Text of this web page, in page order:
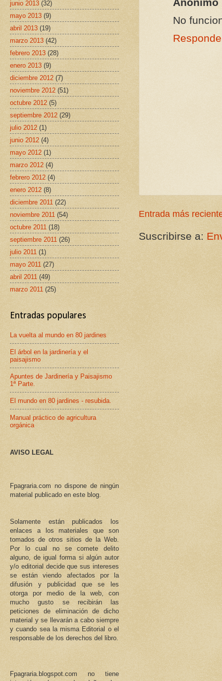
Anónimo
No
Entrada más
Suscribirse a:
junio 2013 (32)
mayo 2013 (9)
abril 2013 (19)
marzo 2013 (42)
febrero 2013 (28)
enero 2013 (9)
diciembre 2012 (7)
noviembre 2012 (51)
octubre 2012 (5)
septiembre 2012 (29)
julio 2012 (1)
junio 2012 (4)
mayo 2012 (1)
marzo 2012 (4)
febrero 2012 (4)
enero 2012 (8)
diciembre 2011 (22)
noviembre 2011 (54)
octubre 2011 (18)
septiembre 2011 (26)
julio 2011 (1)
mayo 2011 (27)
abril 2011 (49)
marzo 2011 (25)
Entradas populares
La vuelta al mundo en 80 jardines
El árbol en la jardinería y el
paisajismo
Apuntes de Jardinería y Paisajismo
1ª Parte.
El mundo en 80 jardines - resubida.
Manual práctico de agricultura
orgánica
AVISO LEGAL
Fpagraria.com no dispone de ningún
material publicado en este blog.
Solamente están publicados los
enlaces a los materiales que son
tomados de otros sitios de la Web.
Por lo cual no se comete delito
alguno, de igual forma si algún autor
y/o editorial decide que sus intereses
se están viendo afectados por la
difusión y publicidad que se les
otorga por medio de la web, con
mucho gusto se recibirán las
peticiones de eliminación de dicho
material y se llevarán a cabo siempre
y cuando sea la misma Editorial o el
responsable de los derechos del libro.
Fpagraria.blogspot.com no tiene